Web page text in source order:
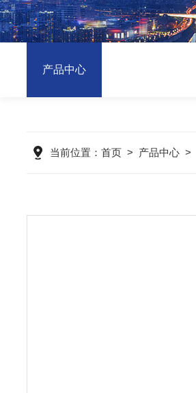
产品中心
当前位置： 首页 > 产品中心 >